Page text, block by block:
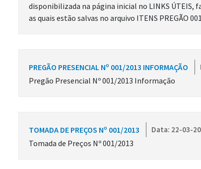
disponibilizada na página inicial no LINKS ÚTEIS,
as quais estão salvas no arquivo ITENS PREGÃO
PREGÃO PRESENCIAL Nº 001/2013 INFORMAÇÃO
Pregão Presencial Nº 001/2013 Informação
TOMADA DE PREÇOS Nº 001/2013 Data: 22-03-
Tomada de Preços Nº 001/2013